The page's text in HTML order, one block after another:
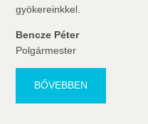
gyökereinkkel.
Bencze Péter
Polgármester
BŐVEBBEN